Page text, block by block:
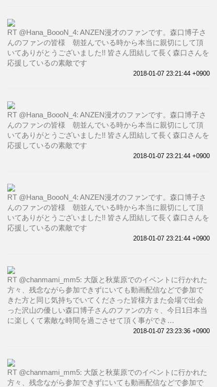
RT @Hana_BoooN_4: ANZEN漫才のファンです。森口博子さ
んのファンの皆様 朝並んでいる時から本当に親切にして頂
いてありがとうございました!! 皆さん団結して長く森口さんを
応援しているの素敵です
2018-01-07 23:21:44 +0900
RT @Hana_BoooN_4: ANZEN漫才のファンです。森口博子さ
んのファンの皆様 朝並んでいる時から本当に親切にして頂
いてありがとうございました!! 皆さん団結して長く森口さんを
応援しているの素敵です
2018-01-07 23:21:44 +0900
RT @Hana_BoooN_4: ANZEN漫才のファンです。森口博子さ
んのファンの皆様 朝並んでいる時から本当に親切にして頂
いてありがとうございました!! 皆さん団結して長く森口さんを
応援しているの素敵です
2018-01-07 23:21:44 +0900
RT @chanmami_mm5: 大阪と秋葉原でのイベントに行かれた
方々、残念ながら参加できずにいても動画配信などで参加で
きた方と同じ気持ちでいてくださった皆様方また会場で出会
った沢山の優しい森口博子さんのファンの方々、今日1日本当
に楽しくて素敵な時間を過ごさせて頂く事ができ…
2018-01-07 23:23:36 +0900
RT @chanmami_mm5: 大阪と秋葉原でのイベントに行かれた
方々、残念ながら参加できずにいても動画配信などで参加で